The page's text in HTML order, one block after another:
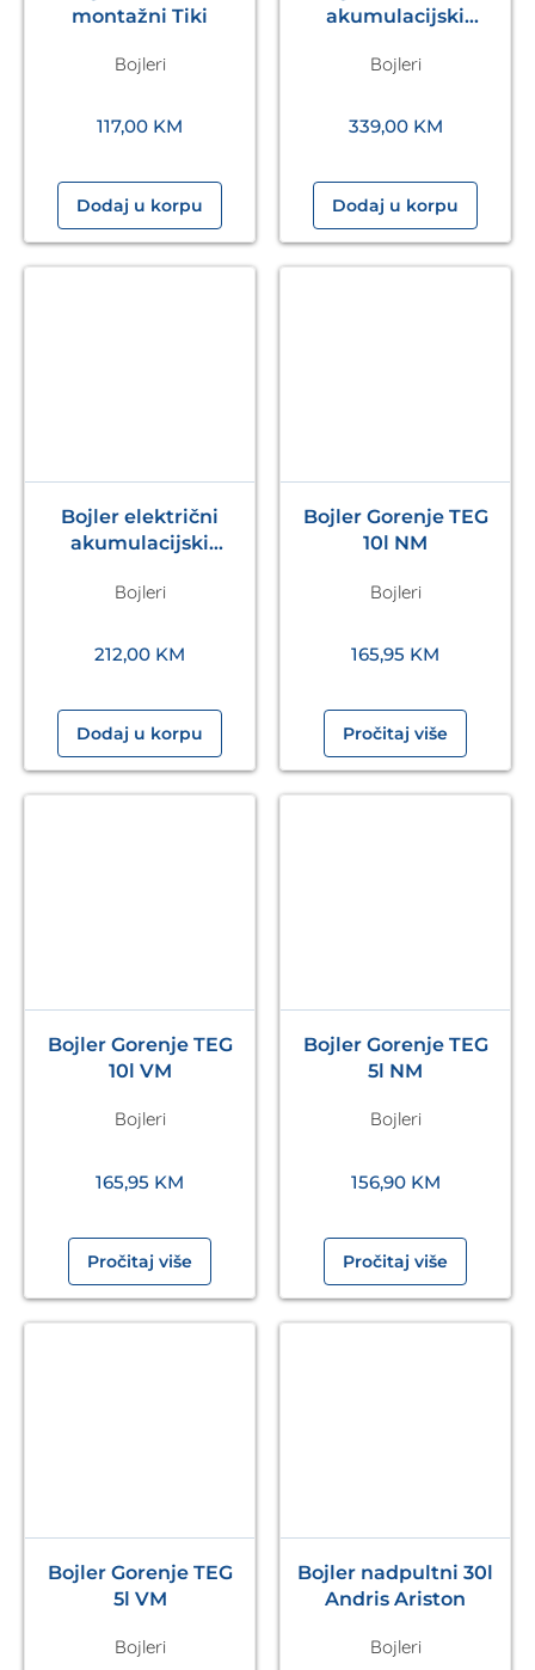
montažni Tiki
Bojleri
117,00 KM
Dodaj u korpu
akumulacijski
eloSTOR plus 4 kW
Bojleri
339,00 KM
Dodaj u korpu
Bojler električni
akumulacijski
eloSTOR plus 2 kW
Bojleri
212,00 KM
Dodaj u korpu
Bojler Gorenje TEG
10l NM
Bojleri
165,95 KM
Pročitaj više
Bojler Gorenje TEG
10l VM
Bojleri
165,95 KM
Pročitaj više
Bojler Gorenje TEG
5l NM
Bojleri
156,90 KM
Pročitaj više
Bojler Gorenje TEG
5l VM
Bojleri
Bojler nadpultni 30l
Andris Ariston
Bojleri